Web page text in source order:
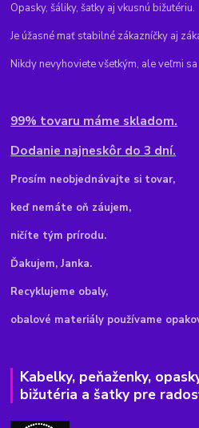
Opasky, šáliky, šatky aj vkusnú bižutériu.
Je úžasné mať stabilné zákazníčky aj
Nikdy nevyhoviete všetkým, ale veľmi sa
99% tovaru máme skladom.
Dodanie najneskôr do 3 dní.
Prosím neobjednávajte si tovar,
keď nemáte oň záujem,
ničíte tým prírodu.
Ďakujem, Janka.
Recyklujeme obaly,
obalové materiály používame
Kabelky, peňaženky,
bižutéria a šatky pre